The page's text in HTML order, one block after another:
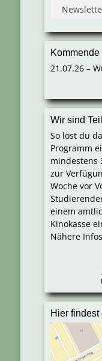
Kommende
21.07.26 –
Wir sind
So löst du
Programm
mindestens
zur
Woche vor
einem
Kinokasse
Nähere
Hier findest